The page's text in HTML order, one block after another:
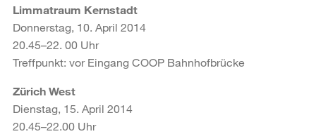
Limmatraum Kernstadt
Donnerstag, 10. April 2014
20.45–22. 00 Uhr
Treffpunkt: vor Eingang COOP Bahnhofbrücke
Zürich West
Dienstag, 15. April 2014
20.45–22.00 Uhr